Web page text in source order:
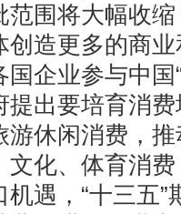
围将大幅收
创造更多的商
企业参与中国
提出要培育消
游休闲消费，
化、体育消
遇，“十三五”